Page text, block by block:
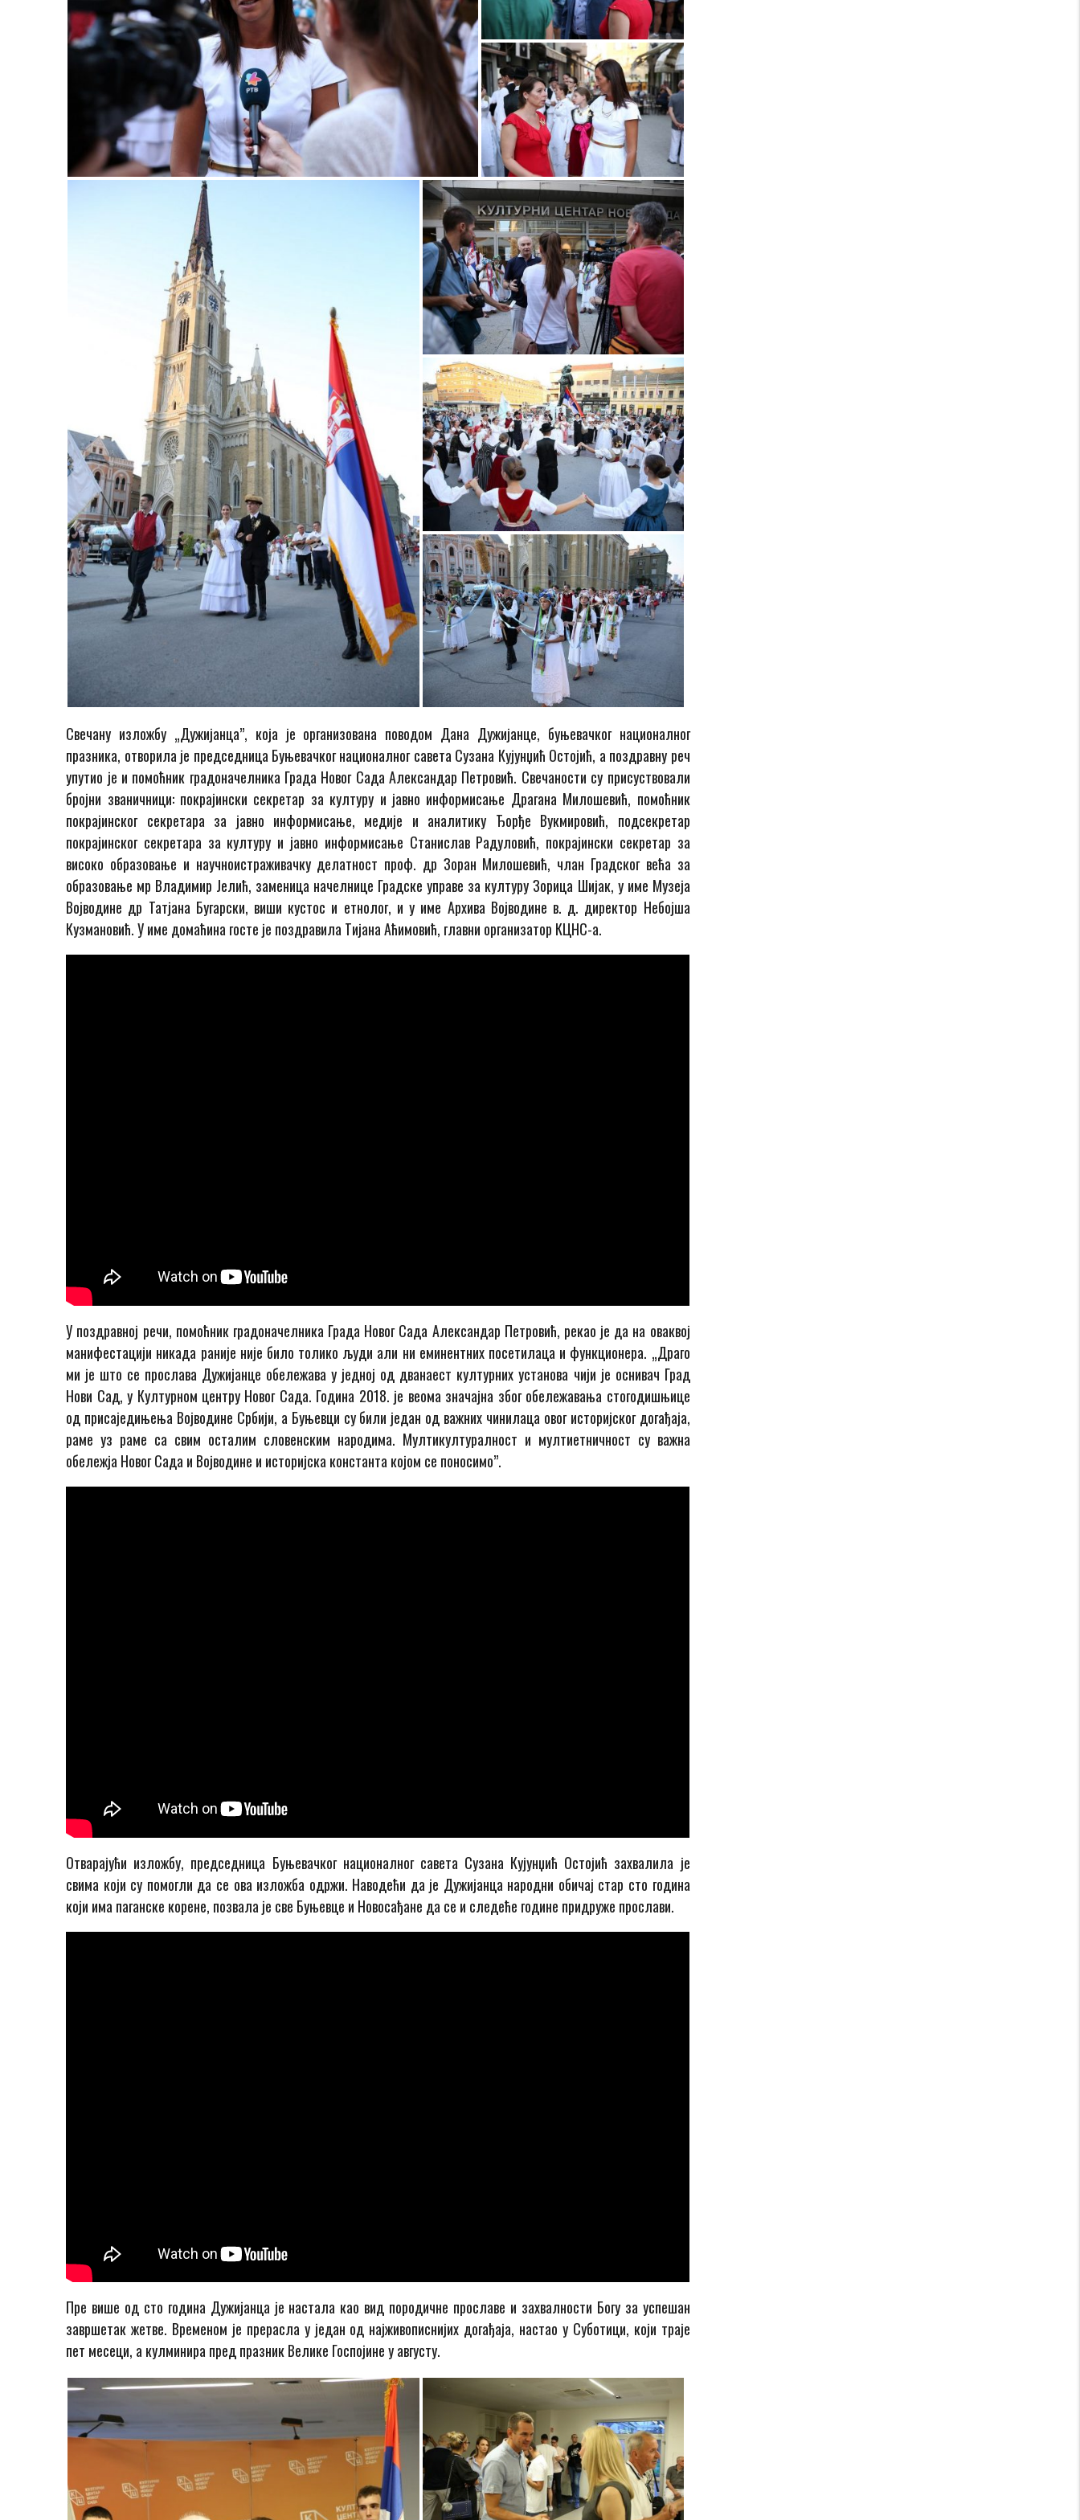
Свечану изложбу „Дужијанца”, која је организована поводом Дана Дужијанце, буњевачког националног
празника, отворила је председница Буњевачког националног савета Сузана Кујунџић Остојић, а поздравну реч
упутио је и помоћник градоначелника Града Новог Сада Александар Петровић. Свечаности су присуствовали
бројни званичници: покрајински секретар за културу и јавно информисање Драгана Милошевић, помоћник
покрајинског секретара за јавно информисање, медије и аналитику Ђорђе Вукмировић, подсекретар
покрајинског секретара за културу и јавно информисање Станислав Радуловић, покрајински секретар за
високо образовање и научноистраживачку делатност проф. др Зоран Милошевић, члан Градског већа за
образовање мр Владимир Јелић, заменица начелнице Градске управе за културу Зорица Шијак, у име Музеја
Војводине др Татјана Бугарски, виши кустос и етнолог, и у име Архива Војводине в. д. директор Небојша
Кузмановић. У име домаћина госте је поздравила Тијана Аћимовић, главни организатор КЦНС-а.
У поздравној речи, помоћник градоначелника Града Новог Сада Александар Петровић, рекао је да на оваквој
манифестацији никада раније није било толико људи али ни еминентних посетилаца и функционера. „Драго
ми је што се прослава Дужијанце обележава у једној од дванаест културних установа чији је оснивач Град
Нови Сад, у Културном центру Новог Сада. Година 2018. је веома значајна због обележавања стогодишњице
од присаједињења Војводине Србији, а Буњевци су били један од важних чинилаца овог историјског догађаја,
раме уз раме са свим осталим словенским народима. Мултикултуралност и мултиетничност су важна
обележја Новог Сада и Војводине и историјска константа којом се поносимо”.
Отварајући изложбу, председница Буњевачког националног савета Сузана Кујунџић Остојић захвалила је
свима који су помогли да се ова изложба одржи. Наводећи да је Дужијанца народни обичај стар сто година
који има паганске корене, позвала је све Буњевце и Новосађане да се и следеће године придруже прослави.
Пре више од сто година Дужијанца је настала као вид породичне прославе и захвалности Богу за успешан
завршетак жетве. Временом је прерасла у један од најживописнијих догађаја, настао у Суботици, који траје
пет месеци, а кулминира пред празник Велике Госпојине у августу.